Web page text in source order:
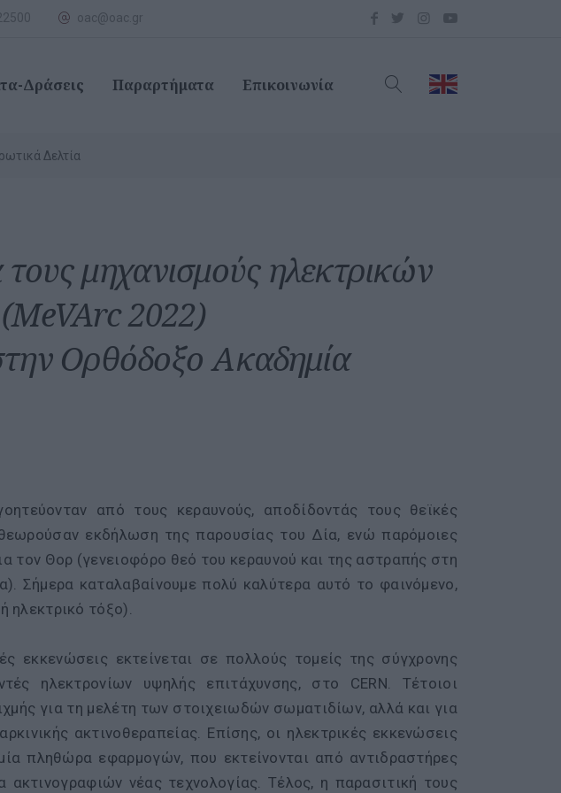
oac@oac.gr
Δράσεις Παραρτήματα Επικοινωνία
Δελτία
τους μηχανισμούς ηλεκτρικών
2022)
Ορθόδοξο Ακαδημία
από τους κεραυνούς, αποδίδοντάς τους θεϊκές
εκδήλωση της παρουσίας του Δία, ενώ παρόμοιες
τον Θορ (γενειοφόρο θεό του κεραυνού και της αστραπής στη
Σήμερα καταλαβαίνουμε πολύ καλύτερα αυτό το φαινόμενο,
ηλεκτρικό τόξο).
εκκενώσεις εκτείνεται σε πολλούς τομείς της σύγχρονης
ηλεκτρονίων υψηλής επιτάχυνσης, στο CERN. Τέτοιοι
για τη μελέτη των στοιχειωδών σωματιδίων, αλλά και για
ακτινοθεραπείας. Επίσης, οι ηλεκτρικές εκκενώσεις
πληθώρα εφαρμογών, που εκτείνονται από αντιδραστήρες
ακτινογραφιών νέας τεχνολογίας. Τέλος, η παρασιτική τους